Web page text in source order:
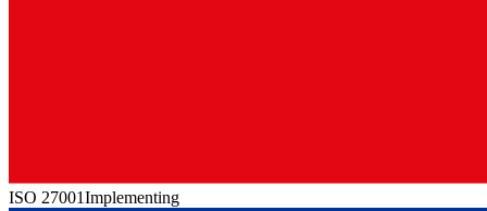
ISO 27001Implementing